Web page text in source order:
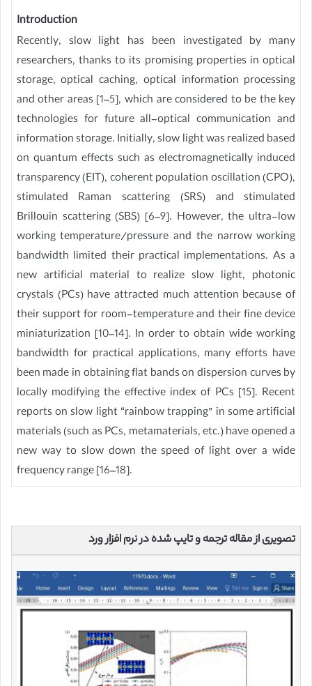
Introduction
Recently, slow light has been investigated by many
researchers, thanks to its promising properties in optical
storage, optical caching, optical information processing
and other areas [1–5], which are considered to be the key
technologies for future all-optical communication and
information storage. Initially, slow light was realized based
on quantum effects such as electromagnetically induced
transparency (EIT), coherent population oscillation (CPO),
stimulated Raman scattering (SRS) and stimulated
Brillouin scattering (SBS) [6–9]. However, the ultra-low
working temperature/pressure and the narrow working
bandwidth limited their practical implementations. As a
new artificial material to realize slow light, photonic
crystals (PCs) have attracted much attention because of
their support for room-temperature and their fine device
miniaturization [10–14]. In order to obtain wide working
bandwidth for practical applications, many efforts have
been made in obtaining flat bands on dispersion curves by
locally modifying the effective index of PCs [15]. Recent
reports on slow light “rainbow trapping” in some artificial
materials (such as PCs, metamaterials, etc.) have opened a
new way to slow down the speed of light over a wide
frequency range [16–18].
تصویری از مقاله ترجمه و تایپ شده در نرم افزار ورد